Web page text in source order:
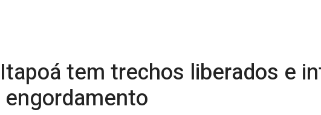
tem trechos liberados e